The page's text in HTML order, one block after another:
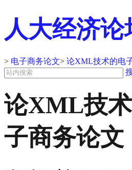
人大经济论
> 电子商务论文> 论XML技术的电
论XML技
子商务论文